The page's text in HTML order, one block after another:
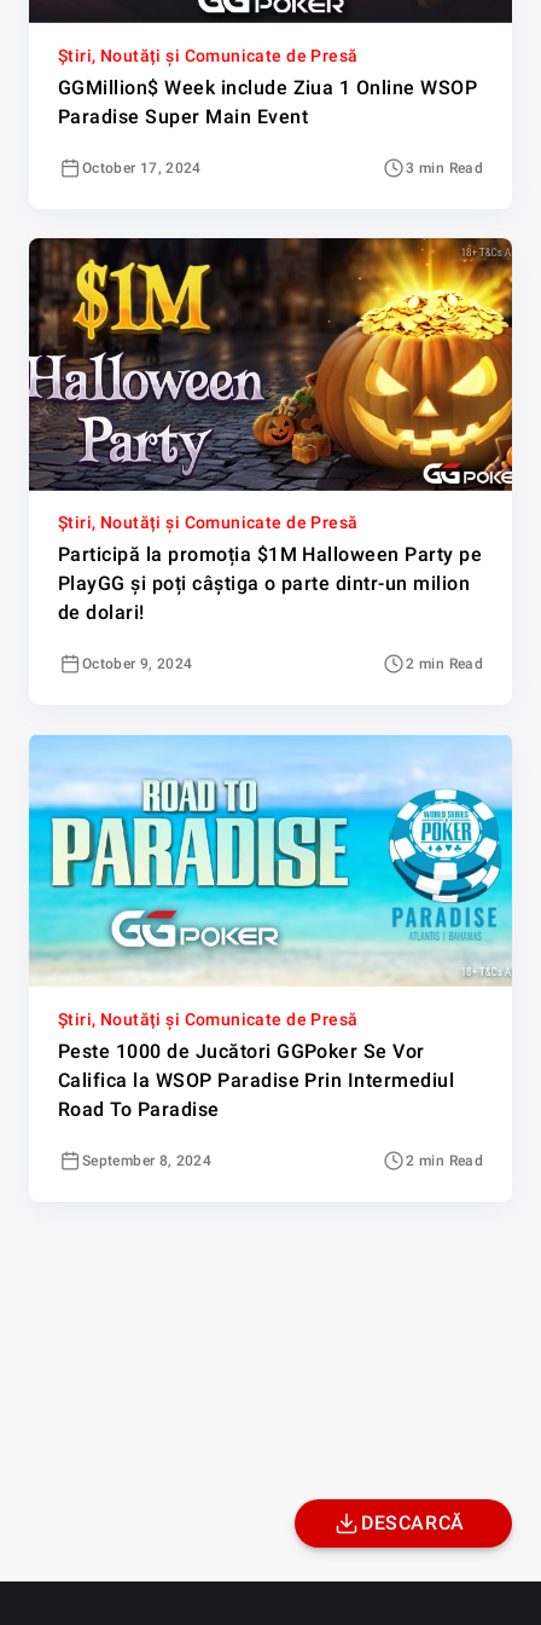
Știri, Noutăți și Comunicate de Presă
GGMillion$ Week include Ziua 1 Online WSOP
Paradise Super Main Event
October 17, 2024 3 min Read
Știri, Noutăți și Comunicate de Presă
Participă la promoția $1M Halloween Party pe
PlayGG și poți câștiga o parte dintr-un milion
de dolari!
October 9, 2024 2 min Read
Știri, Noutăți și Comunicate de Presă
Peste 1000 de Jucători GGPoker Se Vor
Califica la WSOP Paradise Prin Intermediul
Road To Paradise
September 8, 2024 2 min Read
DESCARCĂ